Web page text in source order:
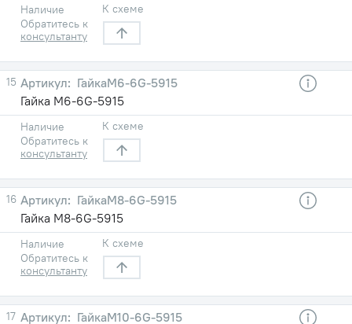
Наличие
Обратитесь к
консультанту
К схеме
15
ГайкаМ6-6G-5915
Гайка М6-6G-5915
Наличие
Обратитесь к
консультанту
К схеме
16
ГайкаМ8-6G-5915
Гайка М8-6G-5915
Наличие
Обратитесь к
консультанту
К схеме
17 ГайкаМ10-6G-5915